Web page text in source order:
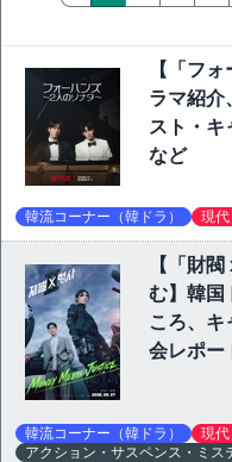
【「フ
ラマ紹介
スト・キ
など
韓流コーナー（韓ドラ） 現代
【「財
む】韓国
ころ、キ
会レポー
韓流コーナー（韓ドラ）
現代
アクション・サスペンス・ミス